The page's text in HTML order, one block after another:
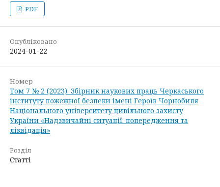
PDF
Опубліковано
2024-01-22
Номер
Том 7 № 2 (2023): Збірник наукових праць Черкаського
інституту пожежної безпеки імені Героїв Чорнобиля
Національного університету цивільного захисту
України «Надзвичайні ситуації: попередження та
ліквідація»
Розділ
Статті